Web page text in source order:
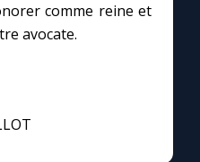
comme reine et
avocate.